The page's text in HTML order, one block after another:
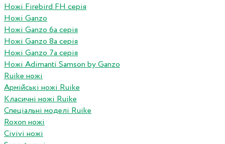
Ножі Firebird FH серія
Ножі Ganzo
Ножі Ganzo 6а серія
Ножі Ganzo 8а серія
Ножі Ganzo 7а серія
Ножі Adimanti Samson by Ganzo
Ruike ножі
Армійські ножі Ruike
Класичні ножі Ruike
Спеціальні моделі Ruike
Roxon ножi
Civivi ножі